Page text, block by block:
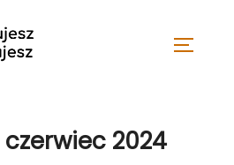
czerwiec 2024